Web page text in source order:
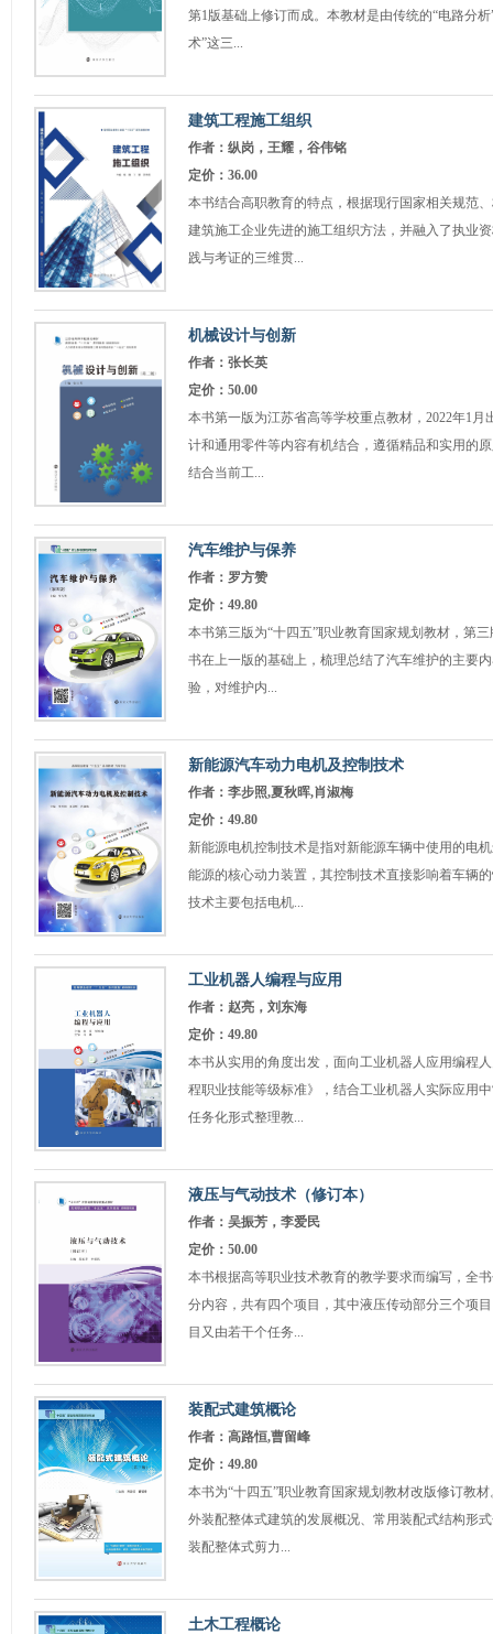
第1版基础上修订而成。本教材是由传统的“电路分
术”这三...
建筑工程施工组织
作者：纵岗，王耀，谷伟铭
定价：36.00
本书结合高职教育的特点，根据现行国家相关规范
建筑施工企业先进的施工组织方法，并融入了执业
践与考证的三维贯...
机械设计与创新
作者：张长英
定价：50.00
本书第一版为江苏省高等学校重点教材，2022年1
计和通用零件等内容有机结合，遵循精品和实用的
结合当前工...
汽车维护与保养
作者：罗方赞
定价：49.80
本书第三版为“十四五”职业教育国家规划教材，第
书在上一版的基础上，梳理总结了汽车维护的主要
验，对维护内...
新能源汽车动力电机及控制技术
作者：李步照,夏秋晖,肖淑梅
定价：49.80
新能源电机控制技术是指对新能源车辆中使用的电
能源的核心动力装置，其控制技术直接影响着车辆
技术主要包括电机...
工业机器人编程与应用
作者：赵亮，刘东海
定价：49.80
本书从实用的角度出发，面向工业机器人应用编程
程职业技能等级标准》，结合工业机器人实际应用
任务化形式整理教...
液压与气动技术（修订本）
作者：吴振芳，李爱民
定价：50.00
本书根据高等职业技术教育的教学要求而编写，全
分内容，共有四个项目，其中液压传动部分三个项
目又由若干个任务...
装配式建筑概论
作者：高路恒,曹留峰
定价：49.80
本书为“十四五”职业教育国家规划教材改版修订教
外装配整体式建筑的发展概况、常用装配式结构形
装配整体式剪力...
土木工程概论